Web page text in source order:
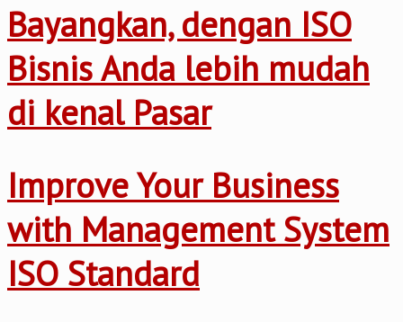
Bayangkan, dengan ISO
Bisnis Anda lebih mudah
di kenal Pasar
Improve Your Business
with Management System
ISO Standard